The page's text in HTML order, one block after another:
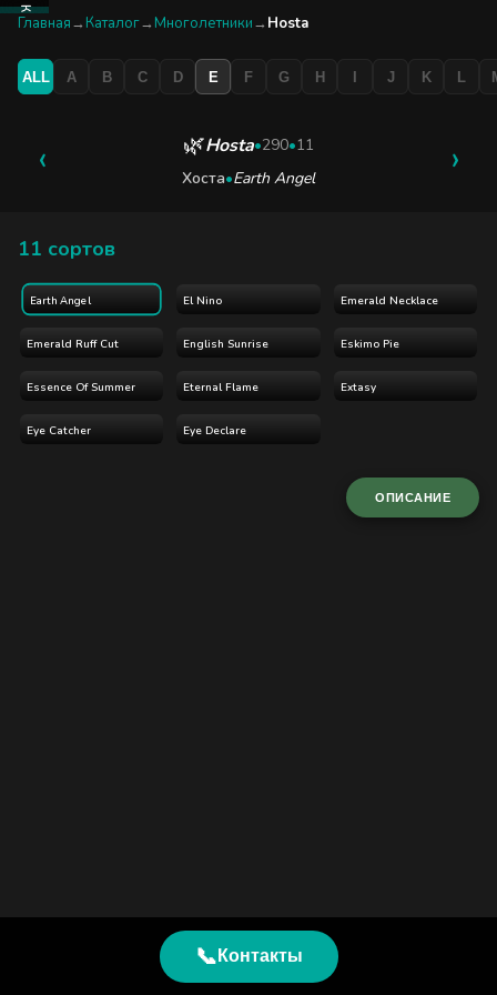
КАТАЛОГ
БУТИК
Главная→ Каталог→ Многолетники→ Hosta
ALL A B C D E F G H I J K L
‹ 🌿Hosta•290•11
Хоста•Earth Angel ›
11 сортов
Earth Angel El Nino Emerald Necklace
Emerald Ruff Cut English Sunrise Eskimo Pie
Essence Of Summer Eternal Flame Extasy
Eye Catcher Eye Declare
ОПИСАНИЕ
📞 Контакты